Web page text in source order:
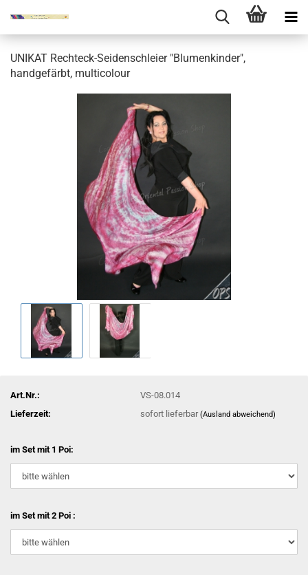
UNIKAT Rechteck-Seidenschleier "Blumenkinder",
handgefärbt, multicolour
Art.Nr.:
VS-08.014
Lieferzeit:
sofort lieferbar(Ausland abweichend)
im Set mit 1 Poi:
im Set mit 2 Poi :